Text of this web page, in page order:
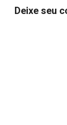
Deixe seu